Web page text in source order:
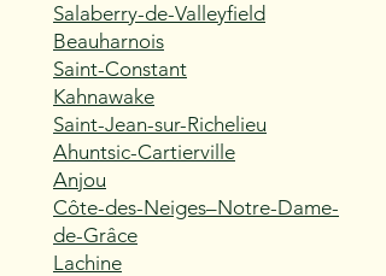
Salaberry-de-Valleyfield
Beauharnois
Saint-Constant
Kahnawake
Saint-Jean-sur-Richelieu
Ahuntsic-Cartierville
Anjou
Côte-des-Neiges–Notre-Dame-
de-Grâce
Lachine